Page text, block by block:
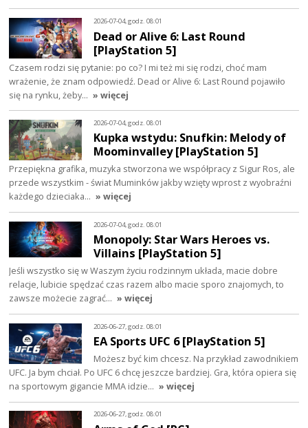
2026-07-04, godz. 08:01
Dead or Alive 6: Last Round
[PlayStation 5]
Czasem rodzi się pytanie: po co? I mi też mi się rodzi, choć mam
wrażenie, że znam odpowiedź. Dead or Alive 6: Last Round pojawiło
się na rynku, żeby… » więcej
2026-07-04, godz. 08:01
Kupka wstydu: Snufkin: Melody of
Moominvalley [PlayStation 5]
Przepiękna grafika, muzyka stworzona we współpracy z Sigur Ros, ale
przede wszystkim - świat Muminków jakby wzięty wprost z wyobraźni
każdego dzieciaka… » więcej
2026-07-04, godz. 08:01
Monopoly: Star Wars Heroes vs.
Villains [PlayStation 5]
Jeśli wszystko się w Waszym życiu rodzinnym układa, macie dobre
relacje, lubicie spędzać czas razem albo macie sporo znajomych, to
zawsze możecie zagrać… » więcej
2026-06-27, godz. 08:01
EA Sports UFC 6 [PlayStation 5]
Możesz być kim chcesz. Na przykład zawodnikiem
UFC. Ja bym chciał. Po UFC 6 chcę jeszcze bardziej. Gra, która opiera się
na sportowym gigancie MMA idzie… » więcej
2026-06-27, godz. 08:01